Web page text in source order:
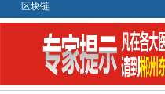
区块链